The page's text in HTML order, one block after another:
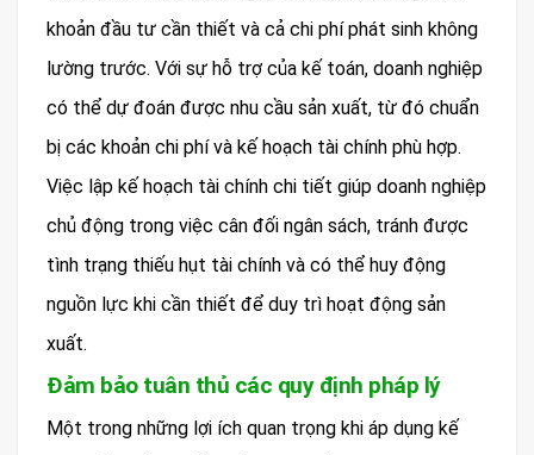
khoản đầu tư cần thiết và cả chi phí phát sinh không
lường trước. Với sự hỗ trợ của kế toán, doanh nghiệp
có thể dự đoán được nhu cầu sản xuất, từ đó chuẩn
bị các khoản chi phí và kế hoạch tài chính phù hợp.
Việc lập kế hoạch tài chính chi tiết giúp doanh nghiệp
chủ động trong việc cân đối ngân sách, tránh được
tình trạng thiếu hụt tài chính và có thể huy động
nguồn lực khi cần thiết để duy trì hoạt động sản
xuất.
Đảm bảo tuân thủ các quy định pháp lý
Một trong những lợi ích quan trọng khi áp dụng kế